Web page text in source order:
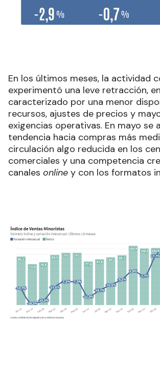
En los últimos meses, la actividad
experimentó una leve retracción,
caracterizado por una menor
recursos, ajustes de precios y
exigencias operativas. En mayo se
tendencia hacia compras más
circulación algo reducida en los
comerciales y una competencia
canales online y con los formatos